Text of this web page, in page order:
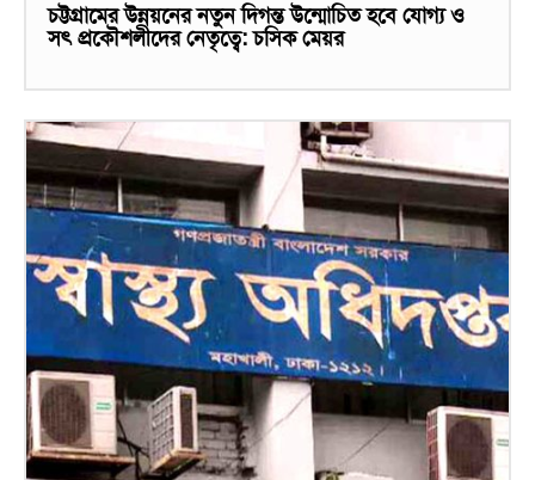
চট্টগ্রামের উন্নয়নের নতুন দিগন্ত উন্মোচিত হবে যোগ্য ও
সৎ প্রকৌশলীদের নেতৃত্বে: চসিক মেয়র